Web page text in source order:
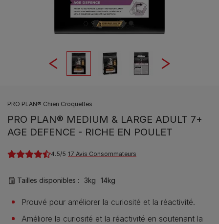
PRO PLAN® Chien Croquettes
PRO PLAN® MEDIUM & LARGE ADULT 7+
AGE DEFENCE - RICHE EN POULET
4.5 17 Avis Consommateurs
Tailles disponibles​ : 3kg 14kg
Prouvé pour améliorer la curiosité et la réactivité.
Améliore la curiosité et la réactivité en soutenant la